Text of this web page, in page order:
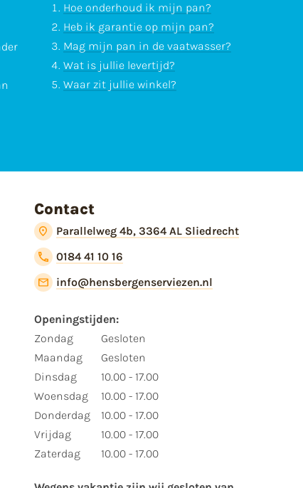
Hoe onderhoud ik mijn pan?
Heb ik garantie op mijn pan?
Mag mijn pan in de vaatwasser?
Wat is jullie levertijd?
Waar zit jullie winkel?
Contact
Parallelweg 4b, 3364 AL Sliedrecht
0184 41 10 16
info@hensbergenserviezen.nl
Openingstijden:​
​Zondag
Maandag
Dinsdag
Woensdag
Donderdag
Vrijdag
Zaterdag
Gesloten
Gesloten
10.00 - 17.00
10.00 - 17.00
10.00 - 17.00
10.00 - 17.00
10.00 - 17.00